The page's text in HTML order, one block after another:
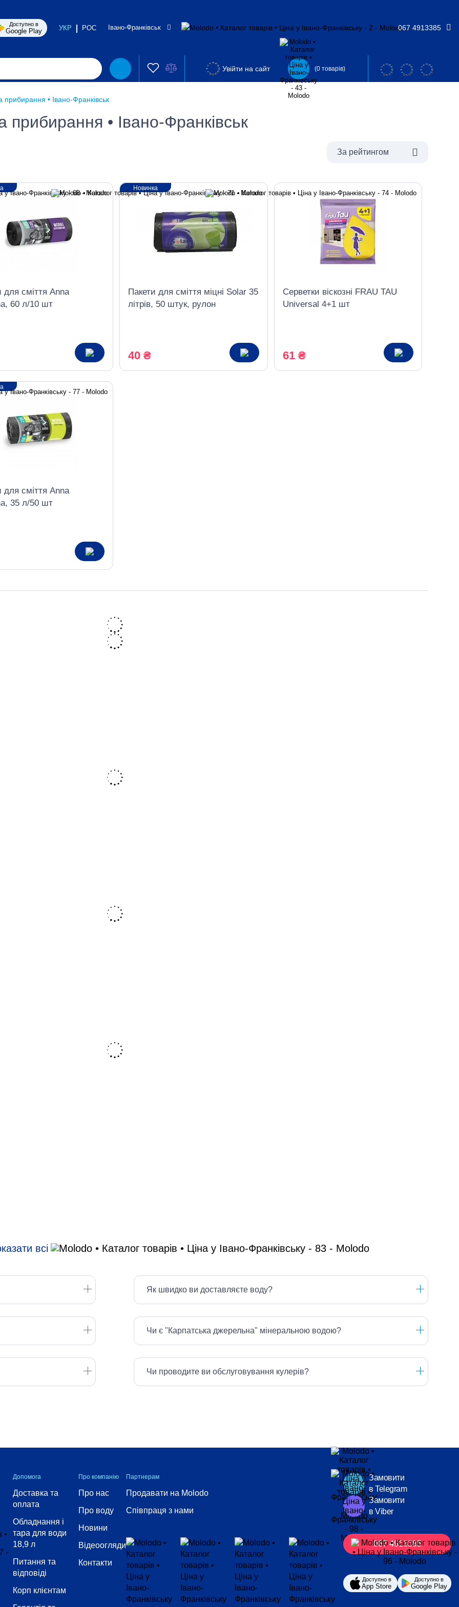
Доступно в
Google Play УКР РОС Івано-Франківськ 067 4913385
Увійти на сайт (0 товарів)
• Івано-Франківськ
• Івано-Франківськ
За рейтингом
для сміття Anna
60 л/10 шт
Пакети для сміття міцні Solar 35
літрів, 50 штук, рулон
40 ₴
Новинка
Серветки віскозні FRAU TAU
Universal 4+1 шт
61 ₴
для сміття Anna
35 л/50 шт
всі
Як швидко ви доставляєте воду?
Чи є "Карпатська джерельна" мінеральною водою?
Чи проводите ви обслуговування кулерів?
Допомога
Доставка та
оплата
Обладнання і
тара для води
18,9 л
Питання та
відповіді
Корп клієнтам
Про компанію
Про нас
Про воду
Новини
Відеоогляди
Контакти
Партнерам
Продавати на Molodo
Співпраця з нами
067 4913385
Замовити
в Telegram
Замовити
в Viber
Доступно в
App Store
Доступно в
Google Play